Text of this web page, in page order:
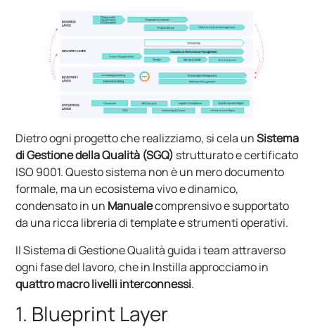
Dietro ogni progetto che realizziamo, si cela unSistema
di Gestione della Qualità (SGQ) strutturato e certificato
ISO 9001. Questo sistema non è un mero documento
formale, ma un ecosistema vivo e dinamico,
condensato in un Manualecomprensivo e supportato
da una ricca libreria di template e strumenti operativi.
Il Sistema di Gestione Qualità guida i team attraverso
ogni fase del lavoro, che in Instilla approcciamo in
quattro macro livelli interconnessi.
1. Blueprint Layer